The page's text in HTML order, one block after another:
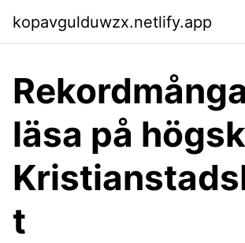
kopavgulduwzx.netlify.app
läsa på
t